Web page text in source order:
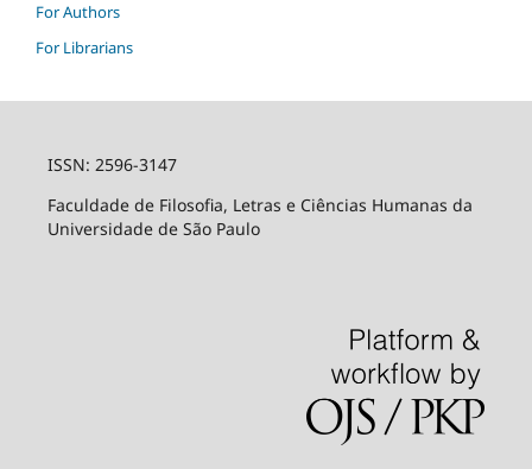
For Authors
For Librarians
ISSN: 2596-3147
Faculdade de Filosofia, Letras e Ciências Humanas da
Universidade de São Paulo